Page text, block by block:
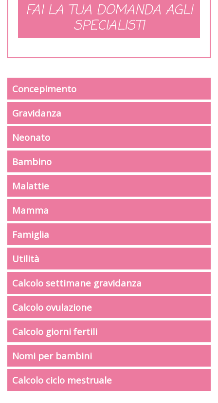
FAI LA TUA DOMANDA AGLI
SPECIALISTI
Concepimento
Gravidanza
Neonato
Bambino
Malattie
Mamma
Famiglia
Utilità
Calcolo settimane gravidanza
Calcolo ovulazione
Calcolo giorni fertili
Nomi per bambini
Calcolo ciclo mestruale